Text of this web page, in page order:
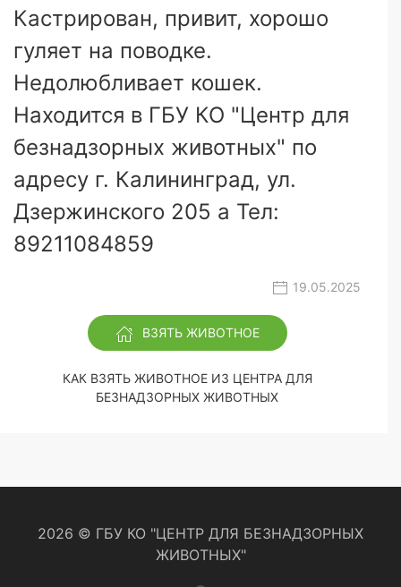
Кастрирован, привит, хорошо
гуляет на поводке.
Недолюбливает кошек.
Находится в ГБУ КО "Центр для
безнадзорных животных" по
адресу г. Калининград, ул.
Дзержинского 205 а Тел:
89211084859
19.05.2025
ВЗЯТЬ ЖИВОТНОЕ
КАК ВЗЯТЬ ЖИВОТНОЕ ИЗ ЦЕНТРА ДЛЯ
БЕЗНАДЗОРНЫХ ЖИВОТНЫХ
2026 © ГБУ КО "ЦЕНТР ДЛЯ БЕЗНАДЗОРНЫХ
ЖИВОТНЫХ"